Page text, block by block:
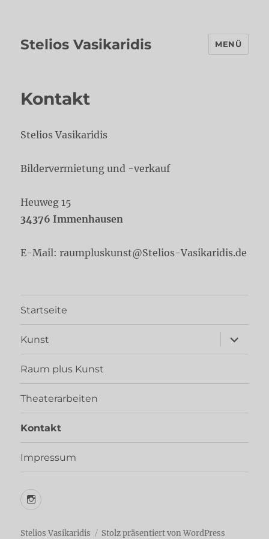
Stelios Vasikaridis MENÜ
Kontakt
Stelios Vasikaridis
Bildervermietung und -verkauf
Heuweg 15
34376 Immenhausen
E-Mail: raumpluskunst@Stelios-Vasikaridis.de
Startseite
Kunst
öffnen
Raum plus Kunst
Theaterarbeiten
Kontakt
Impressum
Instagram
Stelios Vasikaridis Stolz präsentiert von WordPress